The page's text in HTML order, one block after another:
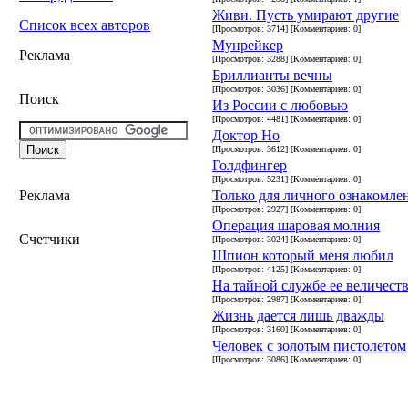
Список всех авторов
Реклама
Поиск
Реклама
Счетчики
Живи. Пусть умирают другие
[Просмотров: 3714] [Комментариев: 0]
Мунрейкер
[Просмотров: 3288] [Комментариев: 0]
Бриллианты вечны
[Просмотров: 3036] [Комментариев: 0]
Из России с любовью
[Просмотров: 4481] [Комментариев: 0]
Доктор Но
[Просмотров: 3612] [Комментариев: 0]
Голдфингер
[Просмотров: 5231] [Комментариев: 0]
Только для личного
[Просмотров: 2927] [Комментариев: 0]
Операция шаровая молния
[Просмотров: 3024] [Комментариев: 0]
Шпион который меня любил
[Просмотров: 4125] [Комментариев: 0]
На тайной службе ее
[Просмотров: 2987] [Комментариев: 0]
Жизнь дается лишь дважды
[Просмотров: 3160] [Комментариев: 0]
Человек с золотым пистолетом
[Просмотров: 3086] [Комментариев: 0]